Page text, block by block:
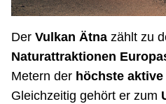
Der Vulkan Ätna zählt zu
Naturattraktionen
Metern der höchste
Gleichzeitig gehört er zum